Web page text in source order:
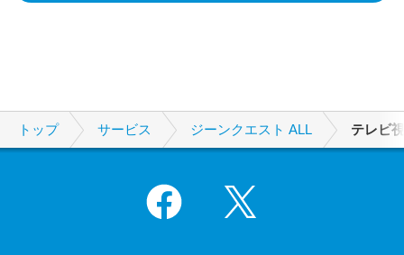
トップ サービス ジーンクエスト ALL テレビ
Facebook